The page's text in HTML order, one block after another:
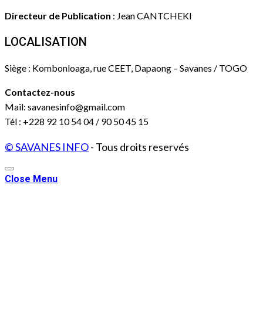
Directeur de Publication : Jean CANTCHEKI
LOCALISATION
Siège : Kombonloaga, rue CEET, Dapaong – Savanes / TOGO
Contactez-nous
Mail: savanesinfo@gmail.com
Tél : +228 92 10 54 04 / 90 50 45 15
© SAVANES INFO- Tous droits reservés
Close Menu